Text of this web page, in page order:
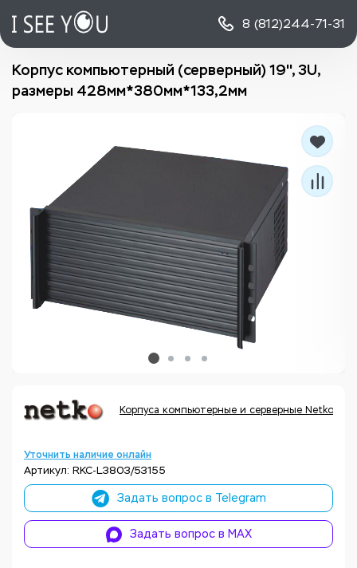
8 (812)244-71-31
Корпус компьютерный (серверный) 19'', 3U,
размеры 428мм*380мм*133,2мм
Корпуса компьютерные и серверные Netko
Уточнить наличие онлайн
Артикул: RKC-L3803/53155
Задать вопрос в Telegram
Задать вопрос в MAX